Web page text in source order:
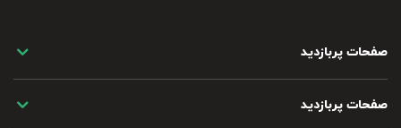
صفحات پربازدید
صفحات پربازدید